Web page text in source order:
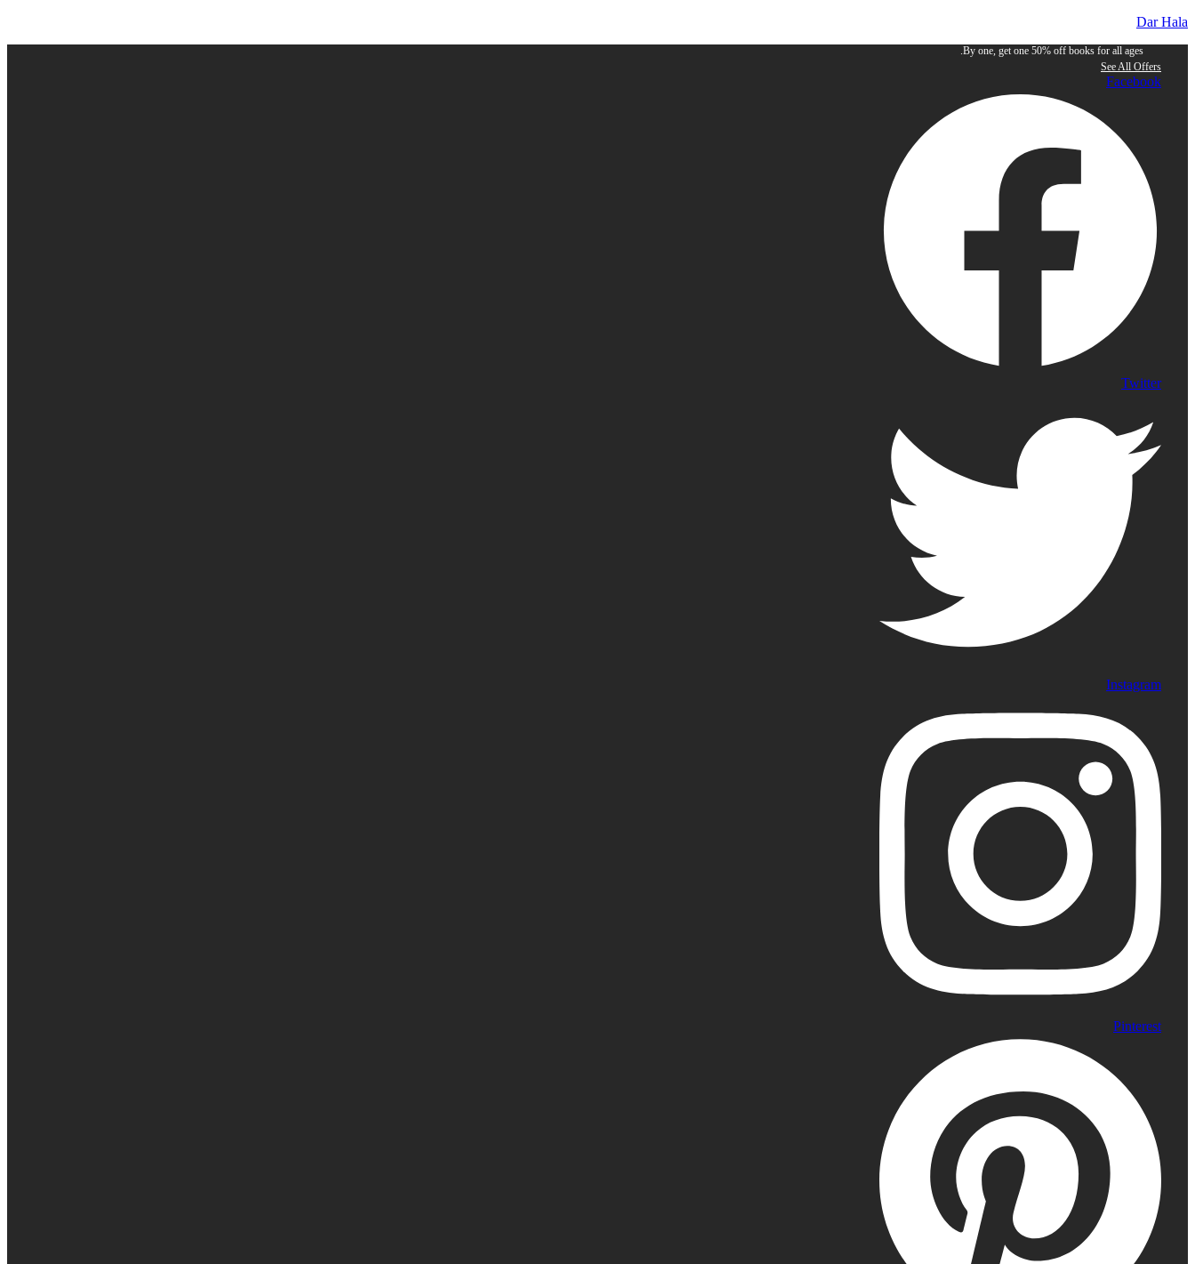
Dar Hala
By one, get one 50% off books for all ages.
See All Offers
Facebook
Twitter
Instagram
Pinterest